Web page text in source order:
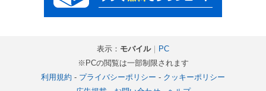
表示： モバイル｜
PC
※PCの閲覧は一部制限されます
利用規約 - プライバシーポリシー - クッキーポリシー